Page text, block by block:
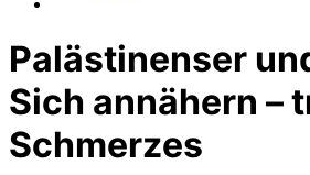
Palästinenser
Sich annähern –
Schmerzes